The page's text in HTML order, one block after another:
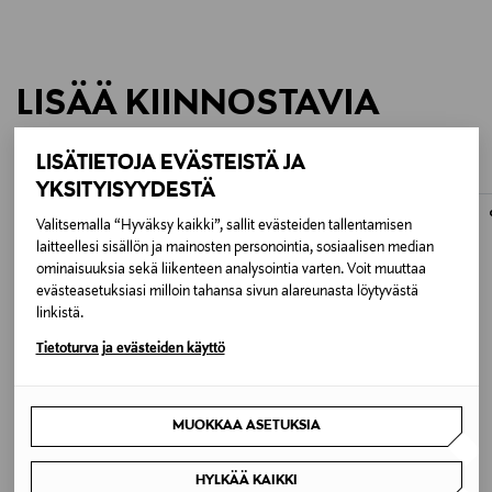
LISÄTIETOJA EVÄSTEISTÄ JA
YKSITYISYYDESTÄ
Valitsemalla “Hyväksy kaikki”, sallit evästeiden tallentamisen
laitteellesi sisällön ja mainosten personointia, sosiaalisen median
ominaisuuksia sekä liikenteen analysointia varten. Voit muuttaa
evästeasetuksiasi milloin tahansa sivun alareunasta löytyvästä
linkistä.
Tietoturva ja evästeiden käyttö
MUOKKAA ASETUKSIA
HYLKÄÄ KAIKKI
Det nya eleganta och ännu lättare munblåsta större
Lehmann. Ett världsberömt och unikt tulpanformat
vinglas i serien Jamesse Prestige som är designat av
den franska sommelieren Philippe Jamesse och passar
utmärkt som ett universalvinglas.
Volym 75cl
Höjd 250mm
Diameter 115mm
LISÄÄ KIINNOSTAVIA
TUOTTEITA
BALMUIR